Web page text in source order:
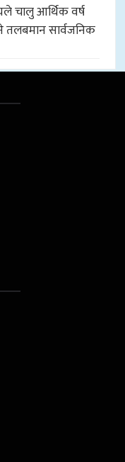
चालु आर्थिक वर्ष
तलबमान सार्वजनिक